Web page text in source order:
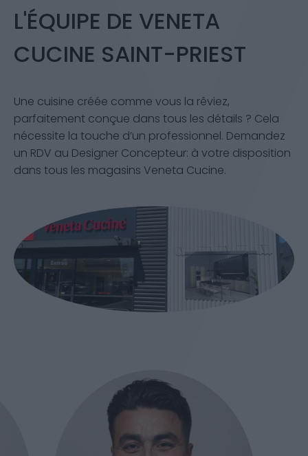
L'ÉQUIPE DE VENETA
CUCINE SAINT-PRIEST
Une cuisine créée comme vous la rêviez,
parfaitement conçue dans tous les détails ? Cela
nécessite la touche d’un professionnel. Demandez
un RDV au Designer Concepteur: à votre disposition
dans tous les magasins Veneta Cucine.